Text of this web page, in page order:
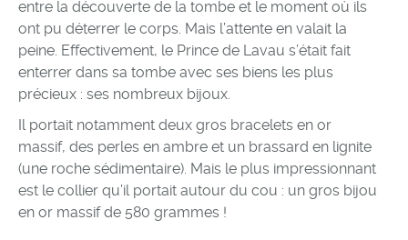
entre la découverte de la tombe et le moment où ils
ont pu déterrer le corps. Mais l’attente en valait la
peine. Effectivement, le Prince de Lavau s’était fait
enterrer dans sa tombe avec ses biens les plus
précieux : ses nombreux bijoux.
Il portait notamment deux gros bracelets en or
massif, des perles en ambre et un brassard en lignite
(une roche sédimentaire). Mais le plus impressionnant
est le collier qu’il portait autour du cou : un gros bijou
en or massif de 580 grammes !